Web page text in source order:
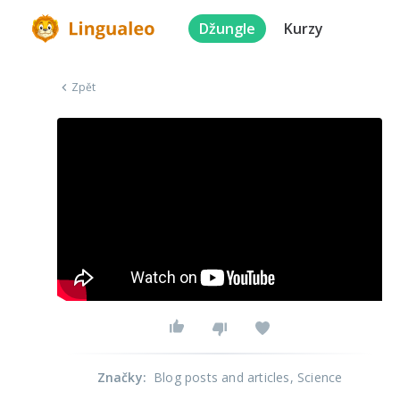
Džungle Kurzy
Zpět
Značky: Blog posts and articles, Science